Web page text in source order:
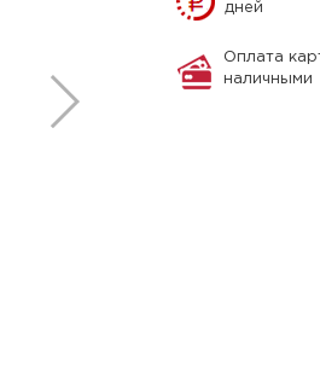
дней
Оплата
наличными